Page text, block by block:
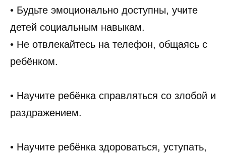
• Будьте эмоционально доступны, учите
детей социальным навыкам.
• Не отвлекайтесь на телефон, общаясь с
ребёнком.
• Научите ребёнка справляться со злобой и
раздражением.
• Научите ребёнка здороваться, уступать,